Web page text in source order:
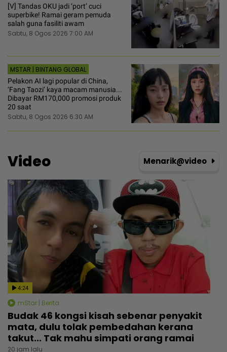
[V] Tandas OKU jadi ‘port’ cuci
superbike! Ramai geram pemuda
salah guna fasiliti awam
Sabtu, 8 Ogos 2026 7:00 AM
MSTAR | BINTANG GLOBAL
Pelakon AI lagi popular di China,
‘Fang Taozi’ kaya macam manusia...
Dibayar RM170,000 promosi produk
20 saat
Sabtu, 8 Ogos 2026 6:30 AM
Video Menarik@video
4:24
mStar | Berita
Budak 46 kongsi kisah sebenar penyakit
mata, dulu tolak pembedahan kerana
takut... Tak mahu simpati orang ramai
20 jam lalu